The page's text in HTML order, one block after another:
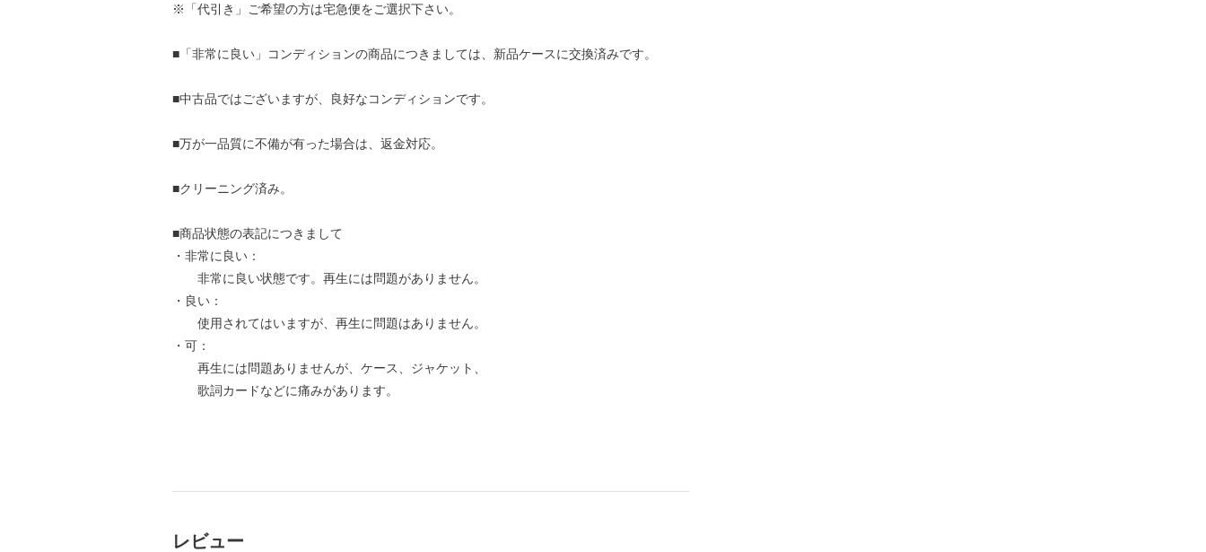
※「代引き」ご希望の方は宅急便をご選択下さい。
■「非常に良い」コンディションの商品につきましては、新品ケースに交換済みです。
■中古品ではございますが、良好なコンディションです。
■万が一品質に不備が有った場合は、返金対応。
■クリーニング済み。
■商品状態の表記につきまして
・非常に良い：
非常に良い状態です。再生には問題がありません。
・良い：
使用されてはいますが、再生に問題はありません。
・可：
再生には問題ありませんが、ケース、ジャケット、
歌詞カードなどに痛みがあります。
レビュー